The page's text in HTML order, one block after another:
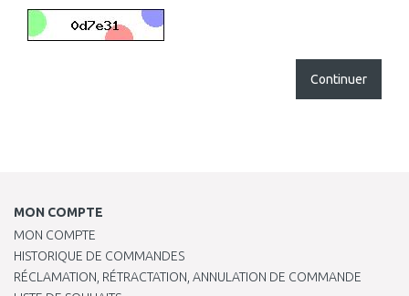
Continuer
MON COMPTE
MON COMPTE
HISTORIQUE DE COMMANDES
RÉCLAMATION, RÉTRACTATION, ANNULATION DE COMMANDE